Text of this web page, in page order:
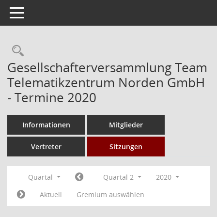
Toggle navigation
Rechercheauswahl
Gesellschafterversammlung Team
Telematikzentrum Norden GmbH
- Termine 2020
Informationen Mitglieder
Vertreter Sitzungen
Quartal Quartal 2
2020
Aktuell
Gremium auswählen